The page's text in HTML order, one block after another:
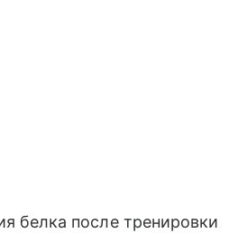
белка после тренировки